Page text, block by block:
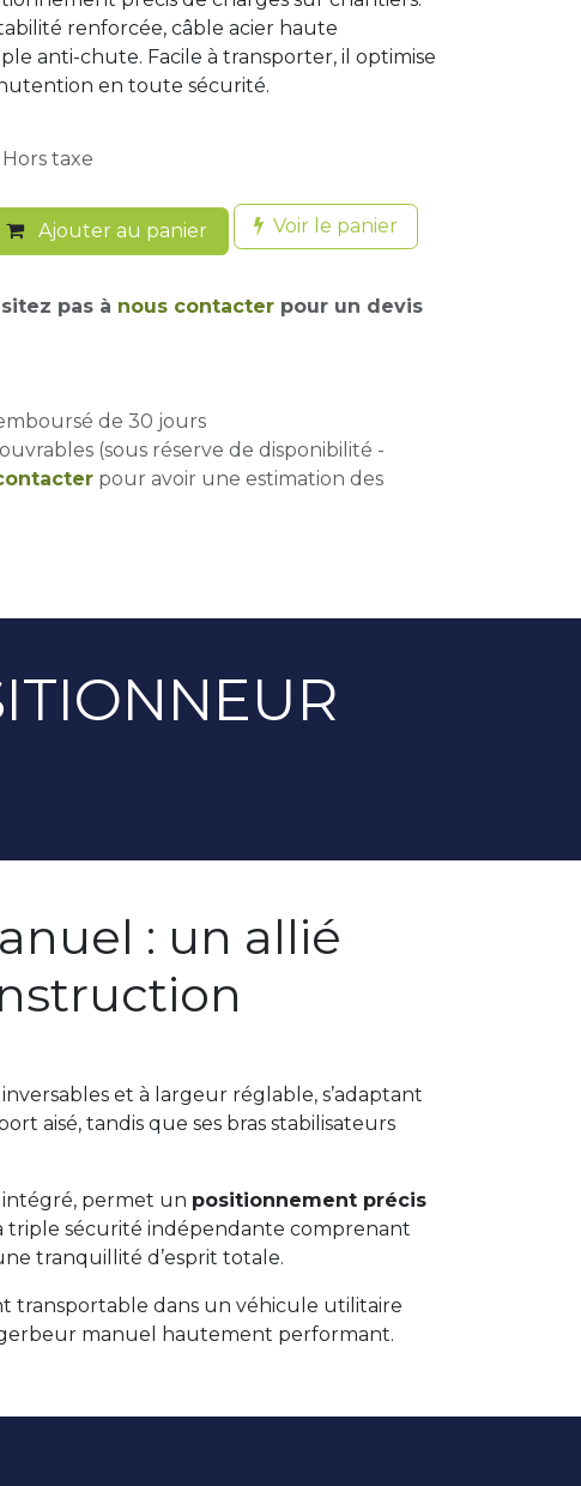
renforcée, câble acier haute
anti-chute. Facile à transporter, il optimise
en toute sécurité.
Hors taxe
Ajouter au panier Voir le panier
pas à nous contacter pour un devis
de 30 jours
(sous réserve de disponibilité -
pour avoir une estimation des
: un allié
et à largeur réglable, s’adaptant
aisé, tandis que ses bras stabilisateurs
intégré, permet un positionnement précis
triple sécurité indépendante comprenant
tranquillité d’esprit totale.
transportable dans un véhicule utilitaire
gerbeur manuel hautement performant.